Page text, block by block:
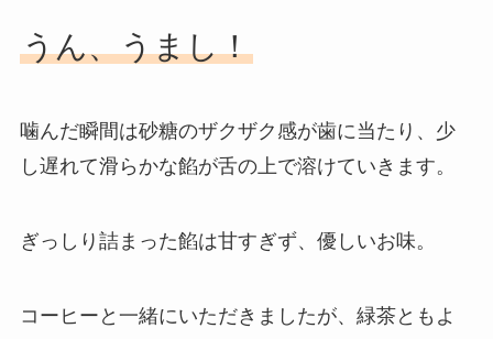
うん、うまし！
噛んだ瞬間は砂糖のザクザク感が歯に当たり、少
し遅れて滑らかな餡が舌の上で溶けていきます。
ぎっしり詰まった餡は甘すぎず、優しいお味。
コーヒーと一緒にいただきましたが、緑茶ともよ